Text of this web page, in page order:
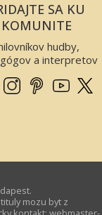
SA KU
KOMUNITE
hudby,
a interpretov
mozu byt z